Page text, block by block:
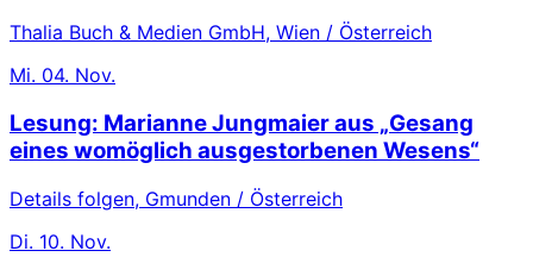
Thalia Buch & Medien GmbH, Wien / Österreich
Mi. 04. Nov.
Lesung: Marianne Jungmaier aus „Gesang
eines womöglich ausgestorbenen Wesens“
Details folgen, Gmunden / Österreich
Di. 10. Nov.